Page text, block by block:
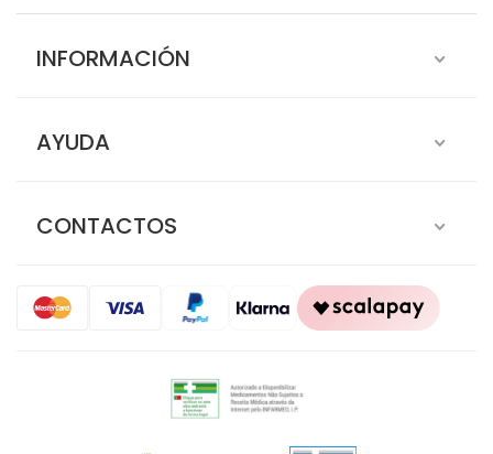
INFORMACIÓN
AYUDA
CONTACTOS